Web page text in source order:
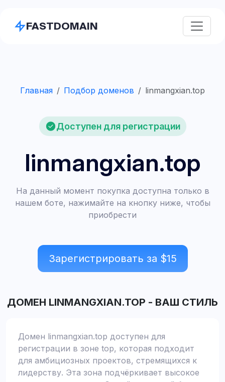
FASTDOMAIN
Главная Подбор доменов linmangxian.top
Доступен для регистрации
linmangxian.top
На данный момент покупка доступна только в
нашем боте, нажимайте на кнопку ниже, чтобы
приобрести
Зарегистрировать за $15
ДОМЕН LINMANGXIAN.TOP - ВАШ СТИЛЬ
Домен linmangxian.top доступен для
регистрации в зоне top, которая подходит
для амбициозных проектов, стремящихся к
лидерству. Эта зона подчёркивает высокое